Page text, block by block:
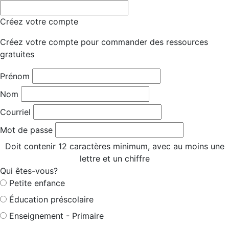
Créez votre compte
Créez votre compte pour commander des ressources
gratuites
Prénom
Nom
Courriel
Mot de passe
Doit contenir 12 caractères minimum, avec au moins une
lettre et un chiffre
Qui êtes-vous?
Petite enfance
Éducation préscolaire
Enseignement - Primaire